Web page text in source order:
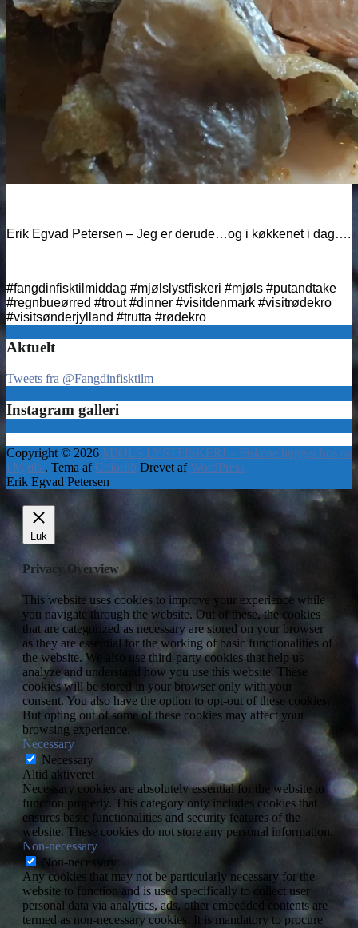
Erik Egvad Petersen – Jeg er derude…og i køkkenet i dag….
#fangdinfisktilmiddag #mjølslystfiskeri #mjøls #putandtake
#regnbueørred #trout #dinner #visitdenmark #visitrødekro
#visitsønderjylland #trutta #rødekro
Aktuelt
Tweets fra @Fangdinfisktilm
Instagram galleri
Copyright © 2026 MJØLS LYSTFISKERI – Fiskene hugger hos os
i Mjøls . Tema af Colorlib Drevet afWordPress
Erik Egvad Petersen
Luk
Privacy Overview
This website uses cookies to improve your experience while
you navigate through the website. Out of these, the cookies
that are categorized as necessary are stored on your browser
as they are essential for the working of basic functionalities of
the website. We also use third-party cookies that help us
analyze and understand how you use this website. These
cookies will be stored in your browser only with your
consent. You also have the option to opt-out of these cookies.
But opting out of some of these cookies may affect your
browsing experience.
Necessary
Necessary
Altid aktiveret
Necessary cookies are absolutely essential for the website to
function properly. This category only includes cookies that
ensures basic functionalities and security features of the
website. These cookies do not store any personal information.
Non-necessary
Non-necessary
Any cookies that may not be particularly necessary for the
website to function and is used specifically to collect user
personal data via analytics, ads, other embedded contents are
termed as non-necessary cookies. It is mandatory to procure